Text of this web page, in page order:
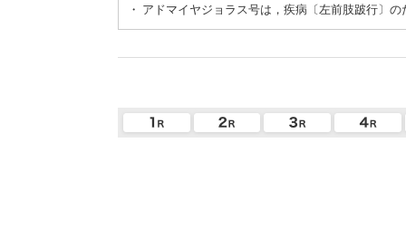
・ アドマイヤジョラス号は，疾病〔左前肢跛行〕の